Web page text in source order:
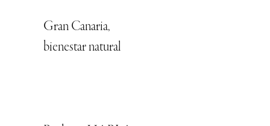
Gran Canaria,
bienestar natural